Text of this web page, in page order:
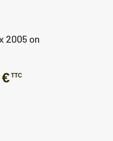
2005 on
TTC